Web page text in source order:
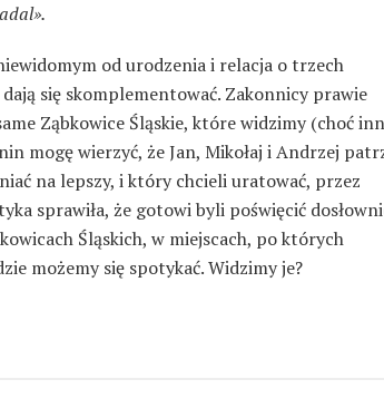
od urodzenia i relacja o trzech
się skomplementować. Zakonnicy prawie
Ząbkowice Śląskie, które widzimy (choć
mogę wierzyć, że Jan, Mikołaj i Andrzej
na lepszy, i który chcieli uratować, przez
sprawiła, że gotowi byli poświęcić
Śląskich, w miejscach, po których
możemy się spotykać. Widzimy je?